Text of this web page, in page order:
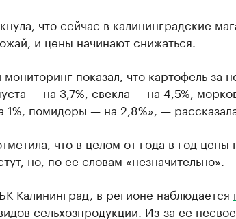
что сейчас в калининградские
и цены начинают снижаться.
показал, что картофель за
— на 3,7%, свекла — на 4,5%,
помидоры — на 2,8%», —
что в целом от года в год цены
но, по ее словам «незначительно».
Калининград, в регионе наблюдается
сельхозпродукции. Из-за ее